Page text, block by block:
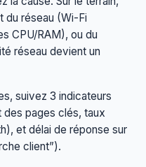
du réseau (Wi-Fi
CPU/RAM), ou du
réseau devient un
suivez 3 indicateurs
pages clés, taux
et délai de réponse sur
client”).